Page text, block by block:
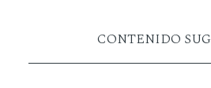
CONTENIDO